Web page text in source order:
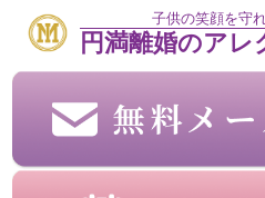
子供の笑顔を守
円満離婚のアレ